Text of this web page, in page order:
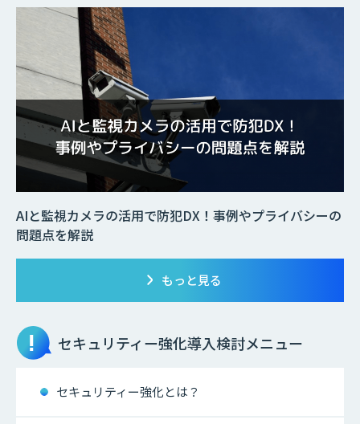
AIと監視カメラの活用で防犯DX！事例やプライバシーの
問題点を解説
もっと見る
セキュリティー強化導入検討メニュー
セキュリティー強化とは？